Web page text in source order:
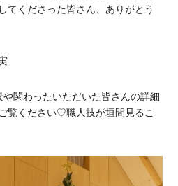
てくださった皆さん、ありがとう
関わったいただいた皆さんの詳細
覧ください♡職人技が垣間見るこ